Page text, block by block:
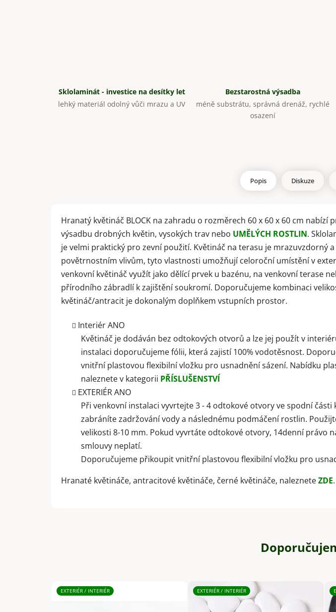
Sklolaminát - investice na desítky let
lehký materiál odolný vůči mrazu a UV
Bezstarostná výsadba
méně substrátu, správná drenáž, rychlé
osazení
Popis Diskuze
Hranatý květináč BLOCK na zahradu o rozměrech 60 x 60 x 60 cm nabízí
výsadbu drobných květin, vysokých trav nebo UMĚLÝCH ROSTLIN.
je velmi praktický pro zevní použití. Květináč na terasu je mrazuvzdorný
povětrnostním vlivům, tyto vlastnosti umožňují celoroční umístění v
venkovní květináč využít jako dělící prvek u bazénu, na venkovní terase
přírodního zábradlí k zajištění soukromí. Doporučujeme kombinaci
květináč/antracit je dokonalým doplňkem vstupních prostor.
Interiér ANO
Květináč je dodáván bez odtokových otvorů a lze jej použít v
instalaci doporučujeme fólii, která zajistí 100% vodotěsnost.
vnitřní plastovou flexibilní vložku pro usnadnění sázení. Nabídku
naleznete v kategorii PŘÍSLUŠENSTVÍ
EXTERIÉR ANO
Při venkovní instalaci vyvrtejte 3 - 4 odtokové otvory ve spodní části
zabráníte zadržování vody a následnému podmáčení rostlin.
velikosti 8-10 mm. Pokud vyvrtáte odtokové otvory, 14denní právo
smlouvy neplatí.
Doporučujeme přikoupit vnitřní plastovou flexibilní vložku pro
Hranaté květináče, antracitové květináče, černé květináče, nalezneteZDE.
EXTERIÉR / INTERIÉR EXTERIÉR / INTERIÉR